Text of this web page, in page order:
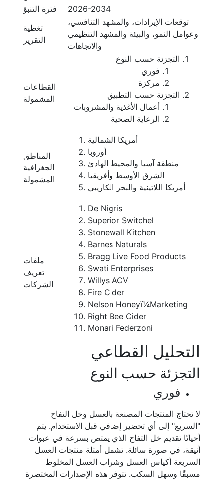
فترة التنبؤ
2026-2034
تغطية
التقرير
توقعات الإيرادات، والمشهد التنافسي،
وعوامل النمو، والبيئة والمشهد التنظيمي
والاتجاهات
القطاعات
المشمولة
التجزئة حسب النوع
فوري
مركزة
التجزئة حسب التطبيق
أعمال الأغذية والمشروبات
الرعاية الصحية
المناطق
الجغرافية
المشمولة
أمريكا الشمالية
أوروبا
منطقة آسيا والمحيط الهادئ
الشرق الأوسط وأفريقيا
أمريكا اللاتينية والبحر الكاريبي
ملفات
تعريف
الشركات
De Nigris
Superior Switchel
Stonewall Kitchen
Barnes Naturals
Bragg Live Food Products
Swati Enterprises
Willys ACV
Fire Cider
Nelson Honeyï¼Marketing
Right Bee Cider
Monari Federzoni
التحليل القطاعي
التجزئة حسب النوع
فوري
لا تحتاج المنتجات المصنعة بالعسل وخل التفاح
"السريع" إلى أي تحضير إضافي قبل الاستخدام. يتم
أحيانًا تقديم خل التفاح الذي يمتص بسرعة في عبوات
أنيقة، في صورة سائلة. تشمل أمثلة منتجات العسل
السريعة أكياس العسل وشراب العسل المخلوط
مسبقًا وسهل السكب. تتوفر هذه الإصدارات المختصرة